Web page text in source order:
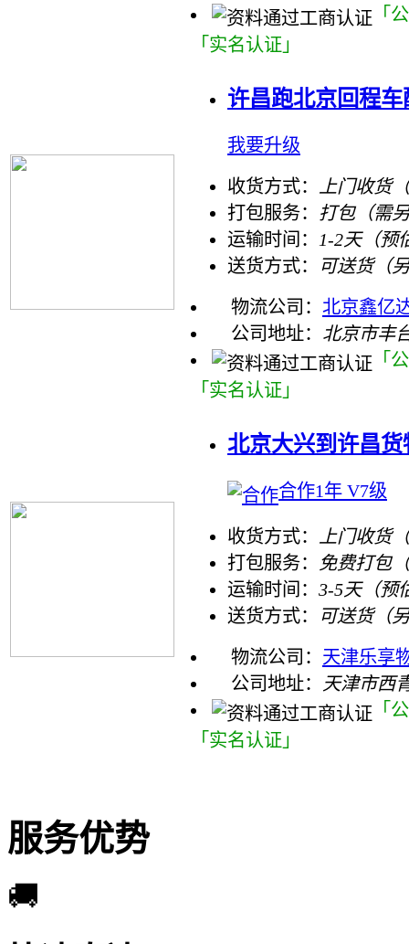
「
「实名认证」
许昌跑北京回程
我要升级
收货方式：
上门收货
打包服务： 打包（需
运输时间： 1-2天（预
送货方式：
可送货（
物流公司： 北京鑫亿
公司地址： 北京市丰
「
「实名认证」
北京大兴到许昌
合作1年 V7级
收货方式：
上门收货
打包服务：
免费打包
运输时间： 3-5天（预
送货方式：
可送货（
物流公司： 天津乐享
公司地址：
天津市西
「
「实名认证」
服务优势
🚚